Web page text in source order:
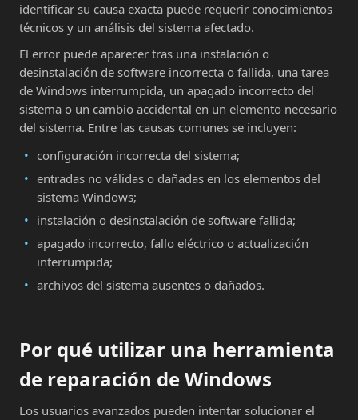
identificar su causa exacta puede requerir conocimientos
técnicos y un análisis del sistema afectado.
El error puede aparecer tras una instalación o
desinstalación de software incorrecta o fallida, una tarea
de Windows interrumpida, un apagado incorrecto del
sistema o un cambio accidental en un elemento necesario
del sistema. Entre las causas comunes se incluyen:
configuración incorrecta del sistema;
entradas no válidas o dañadas en los elementos del
sistema Windows;
instalación o desinstalación de software fallida;
apagado incorrecto, fallo eléctrico o actualización
interrumpida;
archivos del sistema ausentes o dañados.
Por qué utilizar una herramienta
de reparación de Windows
Los usuarios avanzados pueden intentar solucionar el